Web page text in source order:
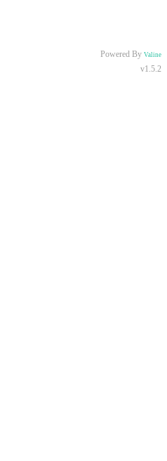
Powered By Valine
v1.5.2